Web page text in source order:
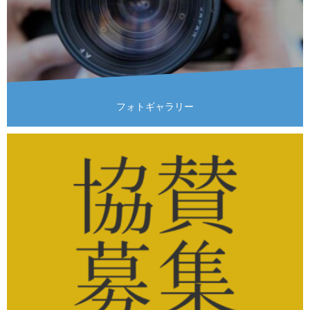
フォトギャラリー